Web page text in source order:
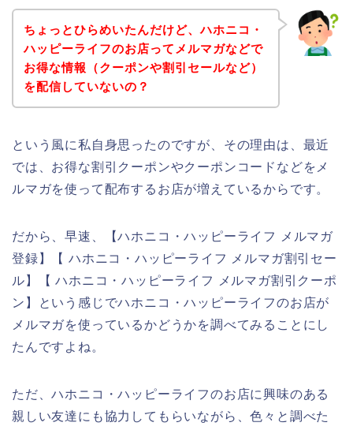
ちょっとひらめいたんだけど、ハホニコ・
ハッピーライフのお店ってメルマガなどで
お得な情報（クーポンや割引セールなど）
を配信していないの？
という風に私自身思ったのですが、その理由は、最近
では、お得な割引クーポンやクーポンコードなどをメ
ルマガを使って配布するお店が増えているからです。
だから、早速、【ハホニコ・ハッピーライフ メルマガ
登録】【 ハホニコ・ハッピーライフ メルマガ割引セー
ル】【 ハホニコ・ハッピーライフ メルマガ割引クーポ
ン】という感じでハホニコ・ハッピーライフのお店が
メルマガを使っているかどうかを調べてみることにし
たんですよね。
ただ、ハホニコ・ハッピーライフのお店に興味のある
親しい友達にも協力してもらいながら、色々と調べた